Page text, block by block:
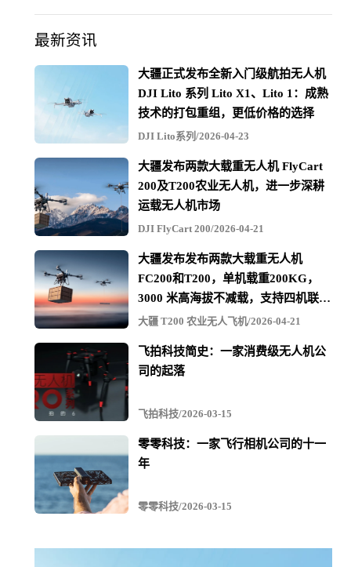
傲势新款无人机X-Chimera
在本届范堡罗航展上初次亮相的“X-Chimera”，将凭借同等
量级中唯一配备高性能任务计算机的无人机系统成为无人
机历史上的革命性产品，其任务计算机与飞控计算机的双
核结构如同人的大小脑一般协同作用，赋予飞机更高的应
最新资讯
大疆正式发布全新入门级航拍无人机
DJI Lito 系列 Lito X1、Lito 1：成熟
技术的打包重组，更低价格的选择
DJI Lito系列/2026-04-23
大疆发布两款大载重无人机 FlyCart
200及T200农业无人机，进一步深耕
运载无人机市场
DJI FlyCart 200/2026-04-21
大疆发布发布两款大载重无人机
FC200和T200，单机载重200KG，
3000 米高海拔不减载，支持四机联吊
最多600KG
大疆 T200 农业无人飞机/2026-04-21
飞拍科技简史：一家消费级无人机公
司的起落
飞拍科技/2026-03-15
零零科技：一家飞行相机公司的十一
年
零零科技/2026-03-15